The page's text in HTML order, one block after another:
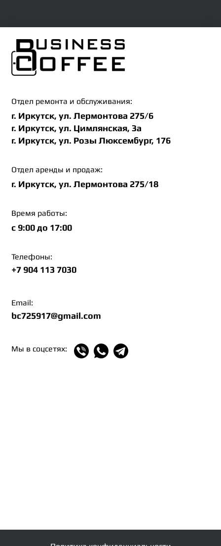
Отдел ремонта и обслуживания:
г. Иркутск, ул. Лермонтова 275/6
г. Иркутск, ул. Цимлянская, 3а
г. Иркутск, ул. Розы Люксембург, 176
Отдел аренды и продаж:
г. Иркутск, ул. Лермонтова 275/18
Время работы:
c 9:00 до 17:00
Телефоны:
+7 904 113 7030
Email:
bc725917@gmail.com
Мы в соцсетях: